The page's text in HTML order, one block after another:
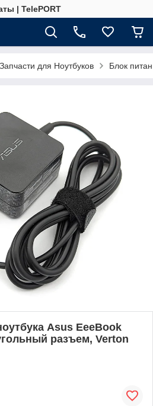
| TelePORT
Запчасти для Ноутбуков Блок
Asus EeeBook
разъем, Verton